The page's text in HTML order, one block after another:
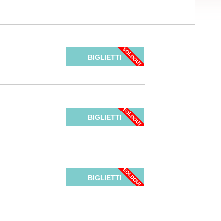
BIGLIETTI
BIGLIETTI
BIGLIETTI